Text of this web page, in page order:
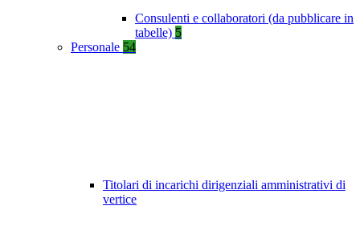
Consulenti e collaboratori (da pubblicare in
tabelle) 5
Personale 54
Titolari di incarichi dirigenziali amministrativi di
vertice